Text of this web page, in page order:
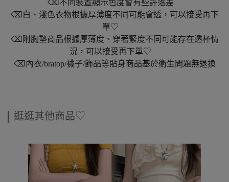
⌫不同裝置顯示色度會有些許落差
⌫白、淺色衣物根據厚薄度不同可能會透，可以接受再下
單♡
⌫附胸墊商品根據厚薄度、穿著緊度不同可能存在透杯情
況，可以接受再下單♡
⌫內衣/bratop/襪子/飾品等貼身商品基於衛生問題無退換
逛逛其他商品♡